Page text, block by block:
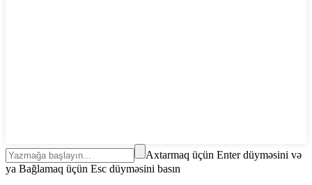
Axtarmaq üçün Enter düyməsini və
ya Bağlamaq üçün Esc düyməsini basın